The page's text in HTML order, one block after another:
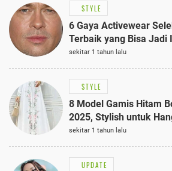
STYLE
6 Gaya Activewear
Terbaik yang Bisa Jadi
sekitar 1 tahun lalu
STYLE
8 Model Gamis Hitam
2025, Stylish untuk
Semi-Formal
sekitar 1 tahun lalu
UPDATE